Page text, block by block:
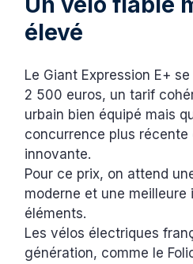
élevé
Le Giant Expression E+
2 500 euros, un tarif
urbain bien équipé mais
concurrence plus récente
innovante.
Pour ce prix, on attend
moderne et une meilleure
éléments.
Les vélos électriques
génération, comme le